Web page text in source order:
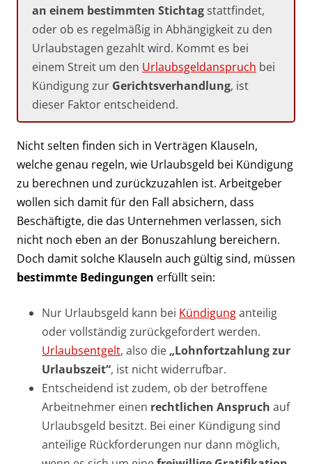
an einem bestimmten Stichtag stattfindet,
oder ob es regelmäßig in Abhängigkeit zu den
Urlaubstagen gezahlt wird. Kommt es bei
einem Streit um den Urlaubsgeldanspruch bei
Kündigung zur Gerichtsverhandlung, ist
dieser Faktor entscheidend.
Nicht selten finden sich in Verträgen Klauseln,
welche genau regeln, wie Urlaubsgeld bei Kündigung
zu berechnen und zurückzuzahlen ist. Arbeitgeber
wollen sich damit für den Fall absichern, dass
Beschäftigte, die das Unternehmen verlassen, sich
nicht noch eben an der Bonuszahlung bereichern.
Doch damit solche Klauseln auch gültig sind, müssen
bestimmte Bedingungen erfüllt sein:
Nur Urlaubsgeld kann bei Kündigunganteilig
oder vollständig zurückgefordert werden.
Urlaubsentgelt, also die „Lohnfortzahlung zur
Urlaubszeit“, ist nicht widerrufbar.
Entscheidend ist zudem, ob der betroffene
Arbeitnehmer einen rechtlichen Anspruch auf
Urlaubsgeld besitzt. Bei einer Kündigung sind
anteilige Rückforderungen nur dann möglich,